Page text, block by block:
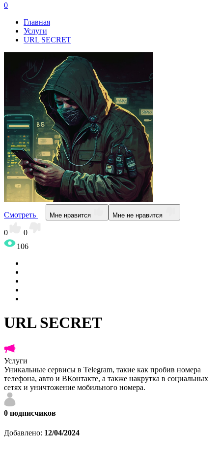
0
Главная
Услуги
URL SECRET
Смотреть Мне нравится Мне не нравится
0
0
106
URL SECRET
Услуги
Уникальные сервисы в Telegram, такие как пробив номера
телефона, авто и ВКонтакте, а также накрутка в социальных
сетях и уничтожение мобильного номера.
0 подписчиков
Добавлено: 12/04/2024